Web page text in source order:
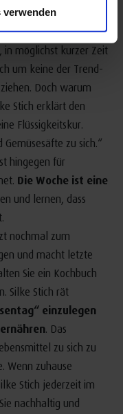
verwenden
in möglichst kurzer Zeit
um keine der Trend-
Doch warum
Stich erklärt den
Flüssigkeitskur.
Gemüsesäfte zu sich.“
hingegen für
Die Woche ist eine
und lernen, dass
nochmal zum
und macht letzte
Sie ein Kochbuch
Silke Stich rät
einzulegen
. Das
zu sich zu
Wenn zuhause
Stich jederzeit im
nachhaltig und